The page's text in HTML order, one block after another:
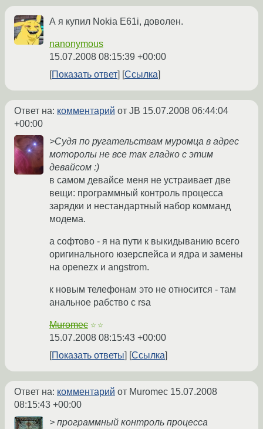
А я купил Nokia E61i, доволен.
nanonymous
15.07.2008 08:15:39 +00:00
Показать ответ
Ссылка
Ответ на: комментарий от JB 15.07.2008 06:44:04
+00:00
>Судя по ругательствам муромца в адрес
моторолы не все так гладко с этим
девайсом :)
в самом девайсе меня не устраивает две
вещи: программный контроль процесса
зарядки и нестандартный набор комманд
модема.
а софтово - я на пути к выкидыванию всего
оригинального юзерспейса и ядра и замены
на openezx и angstrom.
к новым телефонам это не относится - там
анальное рабство с rsa
Muromec ☆☆
15.07.2008 08:15:43 +00:00
Показать ответы
Ссылка
Ответ на: комментарий от Muromec 15.07.2008
08:15:43 +00:00
> программный контроль процесса